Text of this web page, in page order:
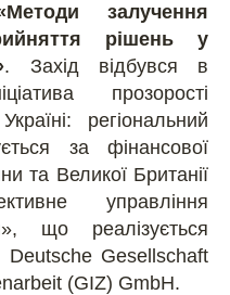
залучення
рішень у
. Захід відбувся в
прозорості
регіональний
за фінансової
та Великої Британії
управління
що реалізується
Deutsche Gesellschaft
(GIZ) GmbH.